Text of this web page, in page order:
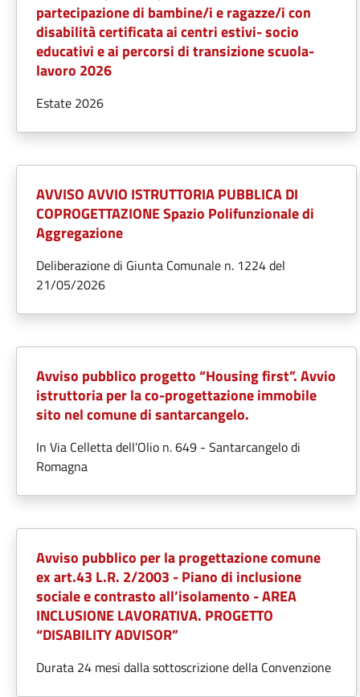
partecipazione di bambine/i e ragazze/i con
disabilità certificata ai centri estivi- socio
educativi e ai percorsi di transizione scuola-
lavoro 2026
Estate 2026
AVVISO AVVIO ISTRUTTORIA PUBBLICA DI
COPROGETTAZIONE Spazio Polifunzionale di
Aggregazione
Deliberazione di Giunta Comunale n. 1224 del
21/05/2026
Avviso pubblico progetto “Housing first”. Avvio
istruttoria per la co-progettazione immobile
sito nel comune di santarcangelo.
In Via Celletta dell’Olio n. 649 - Santarcangelo di
Romagna
Avviso pubblico per la progettazione comune
ex art.43 L.R. 2/2003 - Piano di inclusione
sociale e contrasto all’isolamento - AREA
INCLUSIONE LAVORATIVA. PROGETTO
“DISABILITY ADVISOR”
Durata 24 mesi dalla sottoscrizione della Convenzione